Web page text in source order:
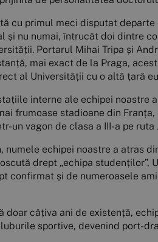
cu primul meci disputat departe
și nu numai, întrucât doi dintre
Portarul Mihai Tripa și
mai exact de la Praga,
al Universității cu o altă țară
interne ale echipei noastre
frumoase stadioane din
un vagon de clasa a III-a pe
numele echipei noastre a atras
drept „echipa
confirmat și de numeroasele
doar câțiva ani de existență,
sportive, devenind port-